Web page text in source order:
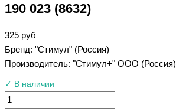
190 023 (8632)
325 руб
Бренд: "Стимул" (Россия)
Производитель: "Стимул+" ООО (Россия)
✓ В наличии